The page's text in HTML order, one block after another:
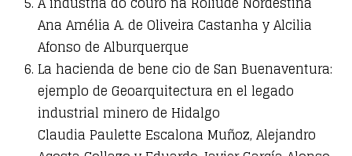
Ana Amélia A. de Oliveira Castanha y Alcilia
Afonso de Alburquerque
La hacienda de bene cio de San Buenaventura:
ejemplo de Geoarquitectura en el legado
industrial minero de Hidalgo
Claudia Paulette Escalona Muñoz, Alejandro